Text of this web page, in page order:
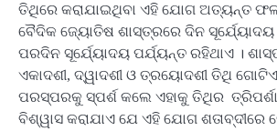
ତିଥିରେ କରାଯାଇଥିବା ଏହି ଯୋଗ ଅତ୍ୟନ୍ତ
ବୈଦିକ ଜ୍ୟୋତିଷ ଶାସ୍ତ୍ରରେ ଦିନ
ପରଦିନ ସୂର୍ଯ୍ୟୋଦୟ ପର୍ଯ୍ୟନ୍ତ ରହିଥାଏ ।
ଏକାଦଶୀ, ଦ୍ୱାଦଶୀ ଓ ତ୍ରୟୋଦଶୀ ତିଥି
ପରସ୍ପରକୁ ସ୍ପର୍ଶ କଲେ ଏହାକୁ ତିଥିର
ବିଶ୍ୱାସ କରାଯାଏ ଯେ ଏହି ଯୋଗ ଶତାବ୍ଦୀରେ